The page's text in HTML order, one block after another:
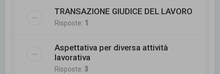
TRANSAZIONE GIUDICE DEL LAVORO
Risposte: 1
Aspettativa per diversa attività
lavorativa
Risposte:3